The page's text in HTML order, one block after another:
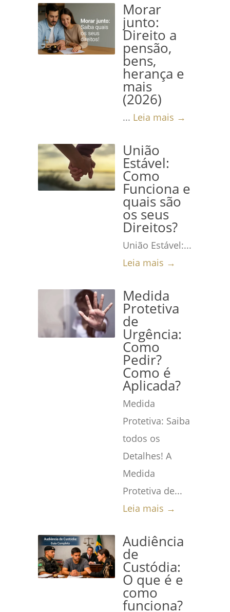
Morar
junto:
Direito a
pensão,
bens,
herança e
mais
(2026)
... Leia mais →
União
Estável:
Como
Funciona e
quais são
os seus
Direitos?
União Estável:...
Leia mais →
Medida
Protetiva
de
Urgência:
Como
Pedir?
Como é
Aplicada?
Medida
Protetiva: Saiba
todos os
Detalhes! A
Medida
Protetiva de...
Leia mais →
Audiência
de
Custódia:
O que é e
como
funciona?